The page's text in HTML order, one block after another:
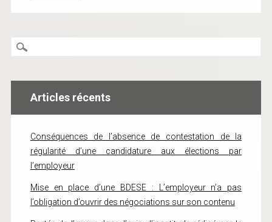
Articles récents
Conséquences de l’absence de contestation de la
régularité d’une candidature aux élections par
l’employeur
Mise en place d’une BDESE : L’employeur n’a pas
l’obligation d’ouvrir des négociations sur son contenu